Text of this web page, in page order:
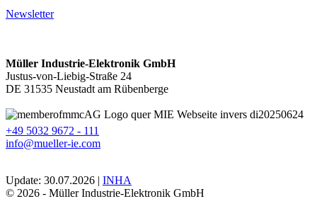
Newsletter
Müller Industrie-Elektronik GmbH
Justus-von-Liebig-Straße 24
DE 31535 Neustadt am Rübenberge
+49 5032 9672 - 111
info@mueller-ie.com
Update: 30.07.2026 | INHA
© 2026 - Müller Industrie-Elektronik GmbH